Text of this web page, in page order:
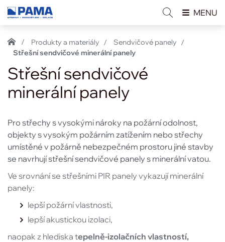
Produkty a materiály
Sendvičové panely
Střešní sendvičové minerální panely
Střešní sendvičové
minerální panely
Pro střechy s vysokými nároky na požární odolnost,
objekty s vysokým požárním zatížením nebo střechy
umístěné v požárně nebezpečném prostoru jiné stavby
se navrhují střešní sendvičové panely s minerální vatou.
Ve srovnání se střešními PIR panely vykazují minerální
panely:
lepší požární vlastnosti,
lepší akustickou izolaci,
naopak z hlediska tepelně-izolačních vlastností,
MENU